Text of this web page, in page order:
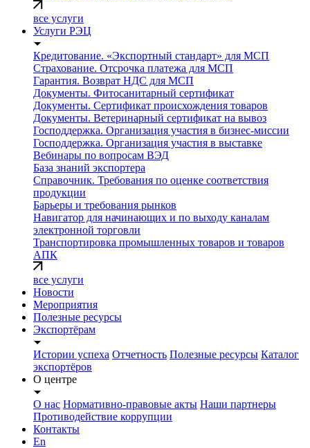
все услуги
Услуги РЭЦ
Кредитование. «Экспортный стандарт» для МСП
Страхование. Отсрочка платежа для МСП
Гарантия. Возврат НДС для МСП
Документы. Фитосанитарный сертификат
Документы. Сертификат происхождения товаров
Документы. Ветеринарный сертификат на вывоз
Господдержка. Организация участия в бизнес-миссии
Господдержка. Организация участия в выставке
Вебинары по вопросам ВЭД
База знаний экспортера
Справочник. Требования по оценке соответствия
продукции
Барьеры и требования рынков
Навигатор для начинающих и по выходу каналам
электронной торговли
Транспортировка промышленных товаров и товаров
АПК
все услуги
Новости
Мероприятия
Полезные ресурсы
Экспортёрам
Истории успеха Отчетность Полезные ресурсы Каталог
экспортёров
О центре
О нас Нормативно-правовые акты Наши партнеры
Противодействие коррупции
Контакты
En